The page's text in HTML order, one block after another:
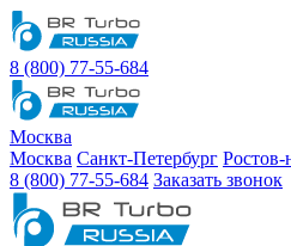
8 (800) 77-55-684
Москва
Москва Санкт-Петербург
8 (800) 77-55-684 Заказать звонок